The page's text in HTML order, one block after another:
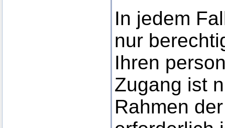
In jedem
nur
Ihren
Zugang ist
Rahmen